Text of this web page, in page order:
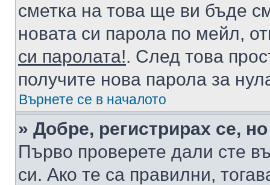
сметка на това ще ви бъде
новата си парола по мейл,
си паролата!. След това
получите нова парола за
Върнете се в началото
» Добре, регистрирах се,
Първо проверете дали сте
си. Ако те са правилни,